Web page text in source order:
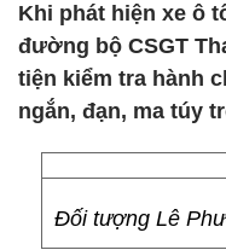
Khi phát hiện xe ô
đường bộ CSGT
tiện kiểm tra hành
ngắn, đạn, ma túy
Đối tượng Lê